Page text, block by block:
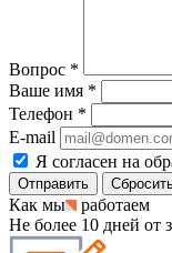
Вопрос *
Ваше имя *
Телефон *
E-mail
Я согласен на
Как мы
работаем
Не более 10 дней от